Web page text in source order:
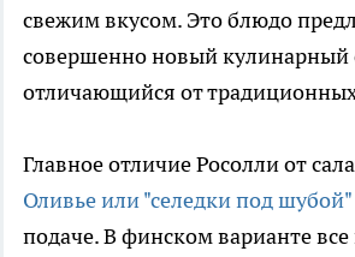
свежим вкусом. Это блюдо
совершенно новый кулинарный
отличающийся от
Главное отличие Росолли от
Оливье или "селедки под шубой"
подаче. В финском варианте